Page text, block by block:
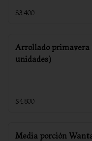
$3.400
Arrollado primavera
unidades)
$4.800
Media porción